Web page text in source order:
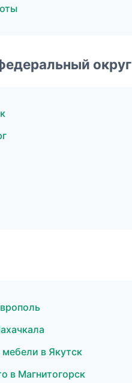
округ
в Якутск
в Магнитогорск